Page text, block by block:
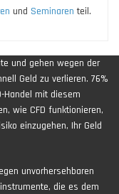
und Seminaren teil.
und gehen wegen der
Geld zu verlieren. 76%
Handel mit diesem
wie CFD funktionieren,
einzugehen, Ihr Geld
unvorhersehbaren
die es dem